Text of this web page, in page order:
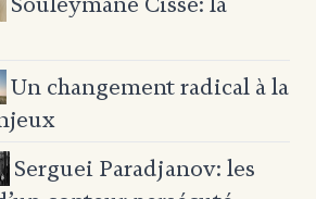
Un changement radical à la
Serguei Paradjanov: les